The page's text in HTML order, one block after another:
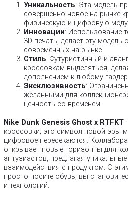
Уникальность: Эта модель
совершенно новое на рынке
физическую и цифровую моду.
Инновации: Использование
3D-печать, делает эту
современных на рынке.
Стиль: Футуристичный и
кроссовкам выделяться,
дополнением к любому
Эксклюзивность:
желанными для
ценность со временем.
Nike Dunk Genesis Ghost x RTFKT
кроссовки; это символ новой эры
цифровое пересекаются.
открывает новые горизонты для
энтузиастов, предлагая
взаимодействия с продуктом. С
просто носите обувь; вы
и технологий.